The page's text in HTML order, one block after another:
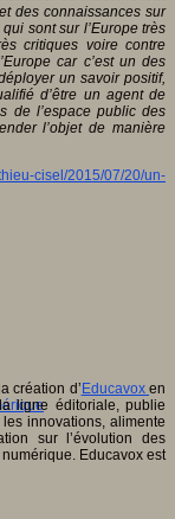
des connaissances sur
sont sur l’Europe très
critiques voire contre
car c’est un des
un savoir positif,
d’être un agent de
de l’espace public des
l’objet de manière
cisel/2015/07/20/un-
création d’ Educavoxen
ligne éditoriale, publie
innovations, alimente
sur l’évolution des
Educavox est